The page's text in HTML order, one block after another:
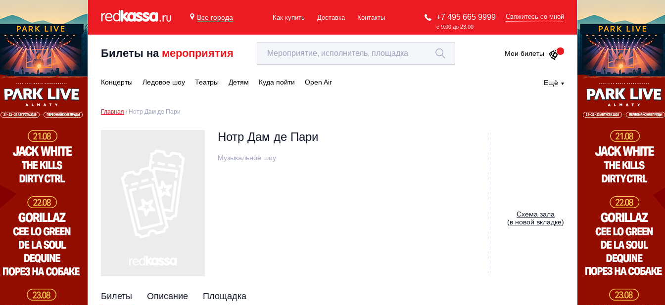
Все города Как купить Доставка Контакты +7 495 665 9999
с 9:00 до 23:00
Свяжитесь со мной
Билеты на мероприятия Мои билеты
Концерты Ледовое шоу Театры Детям Куда пойти Open Air Ещё
Главная Нотр Дам де Пари
Нотр Дам де Пари
Музыкальное шоу
Cхема зала
(в новой вкладке)
Билеты Описание Площадка